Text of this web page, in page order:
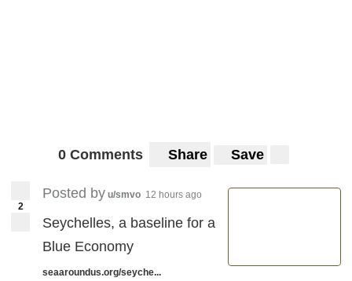
0 Comments Share Save
2
Posted by u/smvo 12 hours ago
Seychelles, a baseline for a
Blue Economy
seaaroundus.org/seyche...